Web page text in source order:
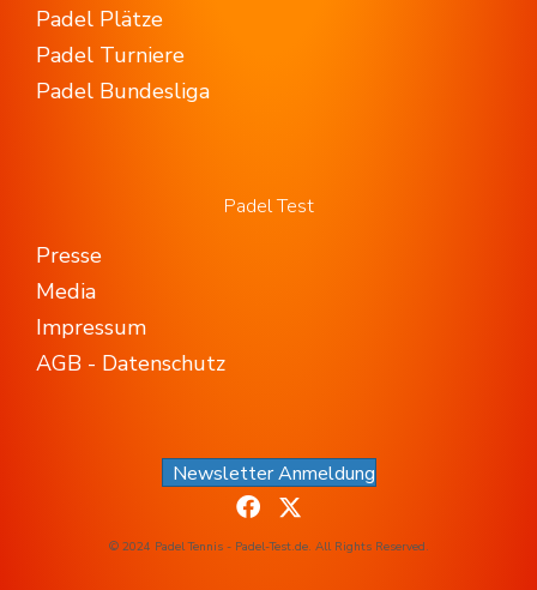
Padel Plätze
Padel Turniere
Padel Bundesliga
Padel Test
Presse
Media
Impressum
AGB - Datenschutz
Newsletter Anmeldung
© 2024 Padel Tennis - Padel-Test.de. All Rights Reserved.